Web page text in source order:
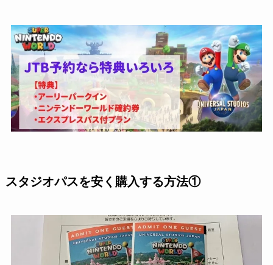
スタジオパスを安く購入する方法①